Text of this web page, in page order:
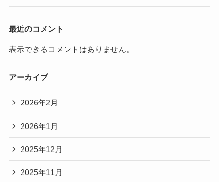
最近のコメント
表示できるコメントはありません。
アーカイブ
2026年2月
2026年1月
2025年12月
2025年11月